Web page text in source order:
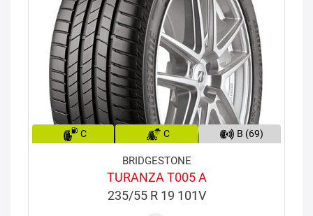
C C B (69)
BRIDGESTONE
TURANZA T005 A
235/55 R 19 101V